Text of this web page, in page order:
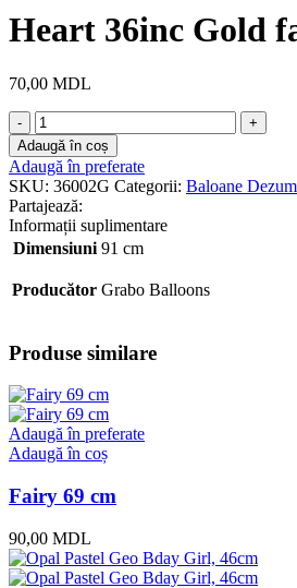
Heart 36inc Gold
70,00 MDL
Cantitate
Heart
36inc
Gold
fara
Heliu
Adaugă în coș
Adaugă în preferate
SKU: 36002G Categorii: Baloane
Partajează:
Informații suplimentare
Dimensiuni 91 cm
Producător Grabo Balloons
Produse similare
Adaugă în preferate
Adaugă în coș
Fairy 69 cm
90,00 MDL